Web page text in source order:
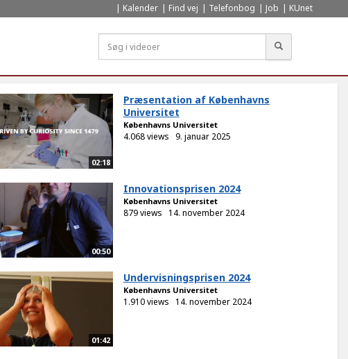
Kalender Find vej Telefonbog Job KUnet
02:18
Præsentation af Københavns
Universitet
Københavns Universitet
4.068 views 9. januar 2025
00:50
Innovationsprisen 2024
Københavns Universitet
879 views 14. november 2024
01:42
Undervisningsprisen 2024
Københavns Universitet
1.910 views 14. november 2024